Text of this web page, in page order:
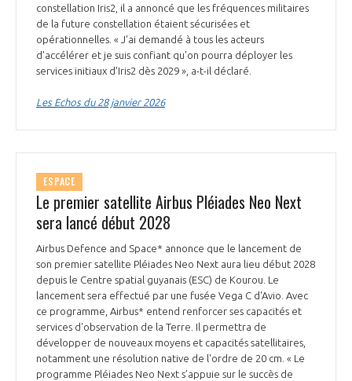
MÉDIATION ET CHARTE D’ENGAGEMENT SUR LES RELATIONS ENTRE
CLIENTS ET FOURNISSEURS
LA MÉDIATION AU-DELÀ DE LA FILIÈRE AÉRONAUTIQUE ET SPATIALE
CHIFFRES CLÉS
LES ENJEUX
EMPLOI & FORMATION
ENVIRONNEMENT
INNOVATION
INTERNATIONALISATION
DOCUMENTS & BROCHURES
RAPPORTS D'ACTIVITÉS
constellation Iris2, il a annoncé que les fréquences militaires
de la future constellation étaient sécurisées et
opérationnelles. « J'ai demandé à tous les acteurs
d'accélérer et je suis confiant qu'on pourra déployer les
services initiaux d'Iris2 dès 2029 », a-t-il déclaré.
Les Echos du 28 janvier 2026
ESPACE
Le premier satellite Airbus Pléiades Neo Next
sera lancé début 2028
Airbus Defence and Space* annonce que le lancement de
son premier satellite Pléiades Neo Next aura lieu début 2028
depuis le Centre spatial guyanais (ESC) de Kourou. Le
lancement sera effectué par une fusée Vega C d'Avio. Avec
ce programme, Airbus* entend renforcer ses capacités et
services d'observation de la Terre. Il permettra de
développer de nouveaux moyens et capacités satellitaires,
notamment une résolution native de l'ordre de 20 cm. « Le
programme Pléiades Neo Next s’appuie sur le succès de